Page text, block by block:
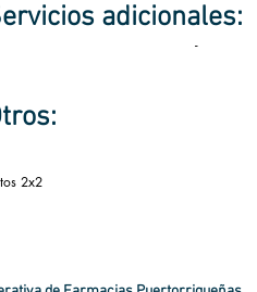
adicionales:
-
2x2